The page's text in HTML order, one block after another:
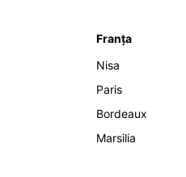
Franța
Nisa
Paris
Bordeaux
Marsilia